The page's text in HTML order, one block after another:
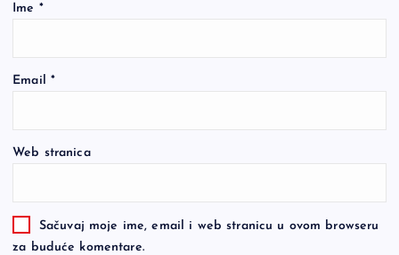
Ime *
Email *
Web stranica
Sačuvaj moje ime, email i web stranicu u ovom browseru
za buduće komentare.